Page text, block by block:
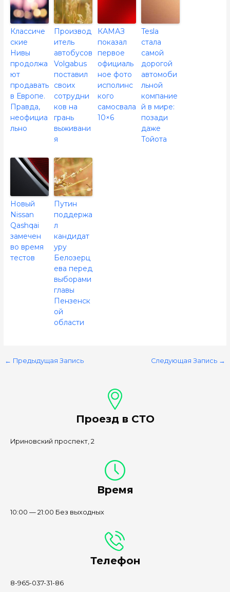
Классиче
ские
Нивы
продолжа
ют
продавать
в Европе.
Правда,
неофициа
льно
Производ
итель
автобусов
Volgabus
поставил
своих
сотрудни
ков на
грань
выживани
я
КАМАЗ
показал
первое
официаль
ное фото
исполинс
кого
самосвала
10×6
Tesla
стала
самой
дорогой
автомоби
льной
компание
й в мире:
позади
даже
Тойота
Новый
Nissan
Qashqai
замечен
во время
тестов
Путин
поддержа
л
кандидат
уру
Белозерц
ева перед
выборами
главы
Пензенск
ой
области
← Предыдущая Запись Следующая Запись →
Проезд в СТО
Ириновский проспект, 2
Время
10:00 — 21:00 Без выходных
Телефон
8-965-037-31-86